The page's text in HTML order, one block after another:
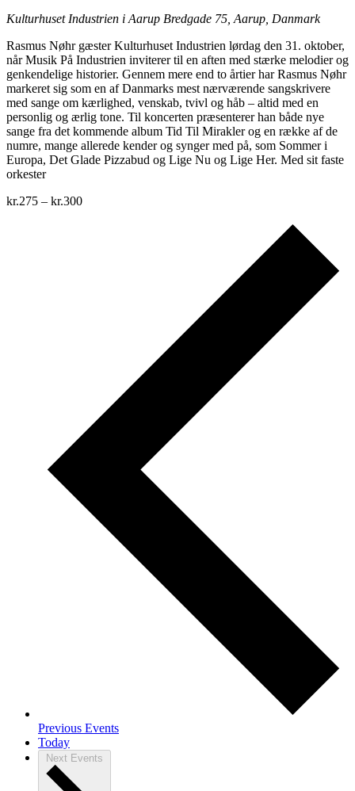
Kulturhuset Industrien i Aarup Bredgade 75, Aarup, Danmark
Rasmus Nøhr gæster Kulturhuset Industrien lørdag den 31. oktober,
når Musik På Industrien inviterer til en aften med stærke melodier og
genkendelige historier. Gennem mere end to årtier har Rasmus Nøhr
markeret sig som en af Danmarks mest nærværende sangskrivere
med sange om kærlighed, venskab, tvivl og håb – altid med en
personlig og ærlig tone. Til koncerten præsenterer han både nye
sange fra det kommende album Tid Til Mirakler og en række af de
numre, mange allerede kender og synger med på, som Sommer i
Europa, Det Glade Pizzabud og Lige Nu og Lige Her. Med sit faste
orkester
kr.275 – kr.300
Previous Events
Today
Next Events